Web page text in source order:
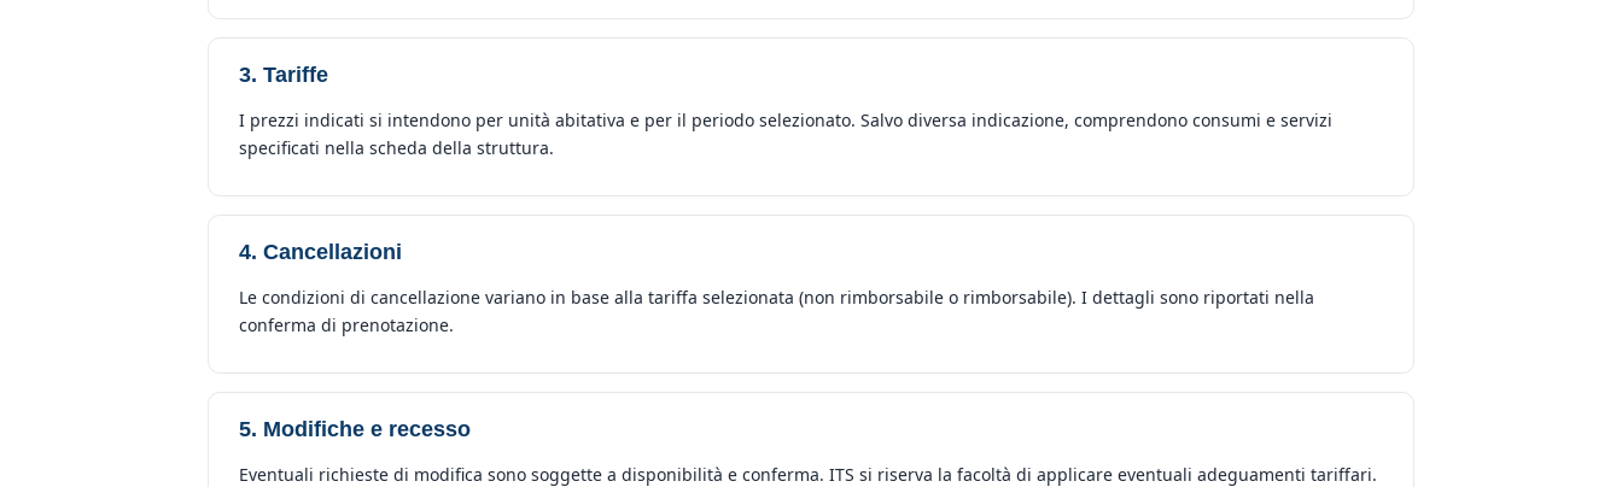
3. Tariffe
I prezzi indicati si intendono per unità abitativa e per il periodo selezionato. Salvo diversa indicazione, comprendono consumi e servizi
specificati nella scheda della struttura.
4. Cancellazioni
Le condizioni di cancellazione variano in base alla tariffa selezionata (non rimborsabile o rimborsabile). I dettagli sono riportati nella
conferma di prenotazione.
5. Modifiche e recesso
Eventuali richieste di modifica sono soggette a disponibilità e conferma. ITS si riserva la facoltà di applicare eventuali adeguamenti tariffari.